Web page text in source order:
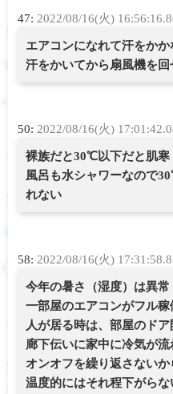
47: 2022/08/16(火)
エアコンになれて汗をか
汗をかいてから扇風機を
50: 2022/08/16(火)
裸族だと30℃以下だと肌寒
風呂も水シャワーなので
れない
58: 2022/08/16(火)
今年の暑さ（湿度）は異
一部屋のエアコンがフル稼
人が居る時は、部屋のド
廊下伝いに家中に冷気が流
オンオフを繰り返さない
温度的にはそれ程下がら